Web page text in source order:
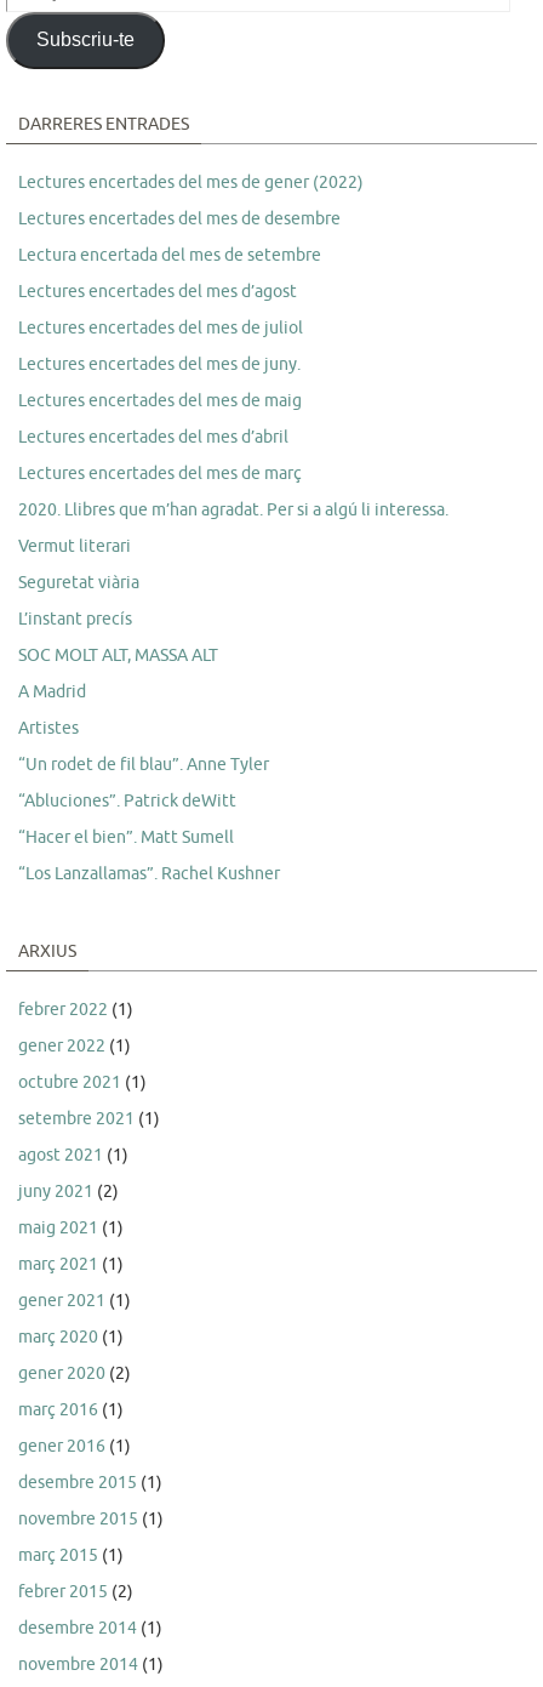
electrònica
Subscriu-te
DARRERES ENTRADES
Lectures encertades del mes de gener (2022)
Lectures encertades del mes de desembre
Lectura encertada del mes de setembre
Lectures encertades del mes d’agost
Lectures encertades del mes de juliol
Lectures encertades del mes de juny.
Lectures encertades del mes de maig
Lectures encertades del mes d’abril
Lectures encertades del mes de març
2020. Llibres que m’han agradat. Per si a algú li interessa.
Vermut literari
Seguretat viària
L’instant precís
SOC MOLT ALT, MASSA ALT
A Madrid
Artistes
“Un rodet de fil blau”. Anne Tyler
“Abluciones”. Patrick deWitt
“Hacer el bien”. Matt Sumell
“Los Lanzallamas”. Rachel Kushner
ARXIUS
febrer 2022 (1)
gener 2022 (1)
octubre 2021 (1)
setembre 2021 (1)
agost 2021 (1)
juny 2021 (2)
maig 2021 (1)
març 2021 (1)
gener 2021 (1)
març 2020 (1)
gener 2020 (2)
març 2016 (1)
gener 2016 (1)
desembre 2015 (1)
novembre 2015 (1)
març 2015 (1)
febrer 2015 (2)
desembre 2014 (1)
novembre 2014 (1)